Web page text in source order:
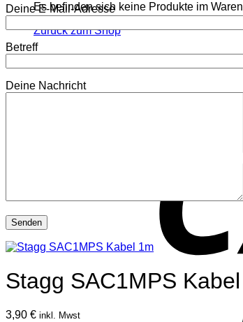
Es befinden sich keine Produkte im
Zurück zum Shop
Deine E-Mail-Adresse
Betreff
Deine Nachricht
Stagg SAC1MPS
3,90 € inkl. Mwst